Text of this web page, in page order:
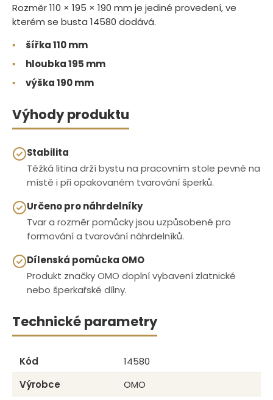
Rozměr 110 × 195 × 190 mm je jediné provedení, ve
kterém se busta 14580 dodává.
▪
šířka 110 mm
▪
hloubka 195 mm
▪
výška 190 mm
Výhody produktu
Stabilita
Těžká litina drží bystu na pracovním stole pevně na
místě i při opakovaném tvarování šperků.
Určeno pro náhrdelníky
Tvar a rozměr pomůcky jsou uzpůsobené pro
formování a tvarování náhrdelníků.
Dílenská pomůcka OMO
Produkt značky OMO doplní vybavení zlatnické
nebo šperkařské dílny.
Technické parametry
Kód
14580
Výrobce
OMO